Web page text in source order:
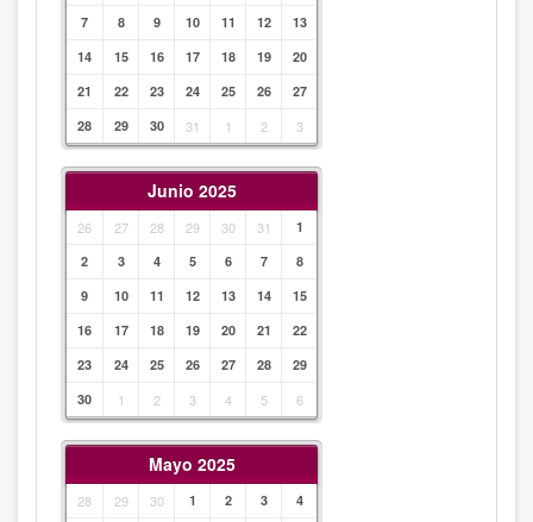
7
8 9 10 11 12
13
14
15 16 17 18 19
20
21
22 23 24 25 26
27
28
29 30 31 1 2 3
Junio 2025
26 27 28 29 30 31
1
2
3 4 5 6 7
8
9
10 11 12 13 14
15
16
17 18 19 20 21
22
23
24 25 26 27 28
29
30
1 2 3 4 5 6
Mayo 2025
28 29 30 1 2 3 4